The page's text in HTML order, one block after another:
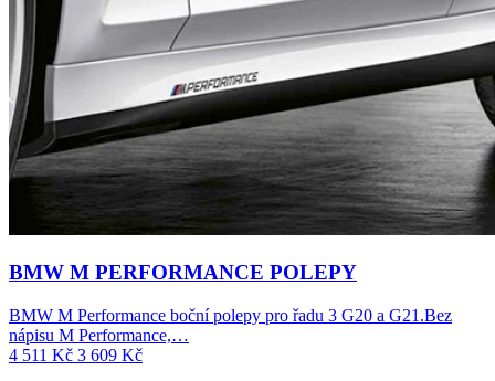
BMW M PERFORMANCE POLEPY
BMW M Performance boční polepy pro řadu 3 G20 a G21.Bez
nápisu M Performance,…
4 511 Kč 3 609 Kč